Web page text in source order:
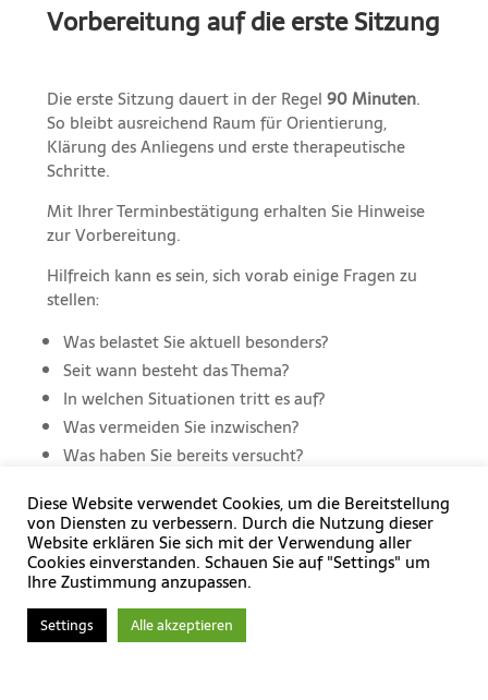
Vorbereitung auf die erste Sitzung
Die erste Sitzung dauert in der Regel 90 Minuten.
So bleibt ausreichend Raum für Orientierung,
Klärung des Anliegens und erste therapeutische
Schritte.
Mit Ihrer Terminbestätigung erhalten Sie Hinweise
zur Vorbereitung.
Hilfreich kann es sein, sich vorab einige Fragen zu
stellen:
Was belastet Sie aktuell besonders?
Seit wann besteht das Thema?
In welchen Situationen tritt es auf?
Was vermeiden Sie inzwischen?
Was haben Sie bereits versucht?
Was hat zusätzlichen Druck erzeugt?
Welche Veränderung wünschen Sie sich?
Gibt es medizinische oder psychiatrische Themen,
die bereits abgeklärt wurden?
Sie brauchen diese Fragen vorab weder vollständig
Diese Website verwendet Cookies, um die Bereitstellung
von Diensten zu verbessern. Durch die Nutzung dieser
Website erklären Sie sich mit der Verwendung aller
Cookies einverstanden. Schauen Sie auf "Settings" um
Ihre Zustimmung anzupassen.
Settings Alle akzeptieren